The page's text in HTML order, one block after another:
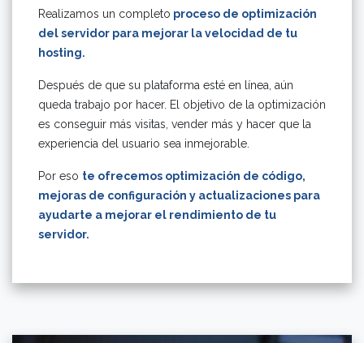
Realizamos un completo proceso de optimización
del servidor para mejorar la velocidad de tu
hosting.
Después de que su plataforma esté en línea, aún
queda trabajo por hacer. El objetivo de la optimización
es conseguir más visitas, vender más y hacer que la
experiencia del usuario sea inmejorable.
Por eso te ofrecemos optimización de código,
mejoras de configuración y actualizaciones para
ayudarte a mejorar el rendimiento de tu
servidor.